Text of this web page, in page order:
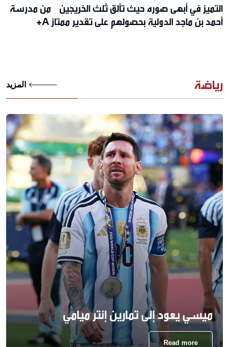
التميز في أبهى صوره حيث تألق ثلث الخريجين من مدرسة
أحمد بن ماجد الدولية بحصولهم على تقدير ممتاز A+
رياضة المزيد
ميسي يعود إلى تمارين إنتر ميامي
Read more